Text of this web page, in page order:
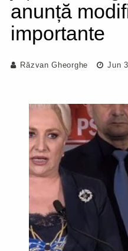
anunță
importante
Răzvan Gheorghe Jun